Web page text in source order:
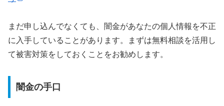
まだ申し込んでなくても、闇金があなたの個人情報を不正
に入手していることがあります。まずは無料相談を活用し
て被害対策をしておくことをお勧めします。
闇金の手口